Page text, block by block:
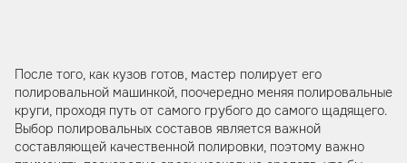
После того, как кузов готов, мастер полирует его
полировальной машинкой, поочередно меняя полировальные
круги, проходя путь от самого грубого до самого щадящего.
Выбор полировальных составов является важной
составляющей качественной полировки, поэтому важно